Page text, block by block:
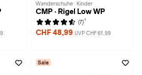
Wanderschuhe · Kinder
CMP · Rigel Low WP
(7) 1
CHF 48,99 UVP CHF 61,99
Sale